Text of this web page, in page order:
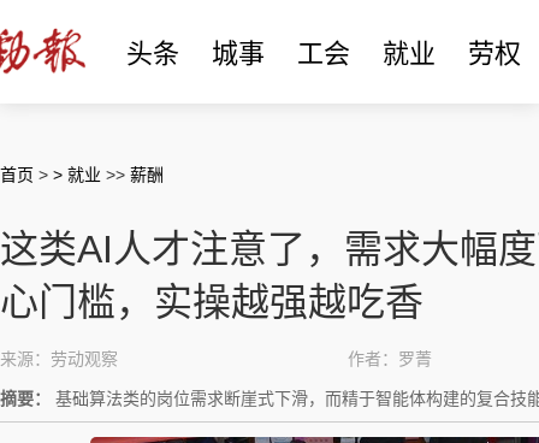
头条 城事 工会 就业 劳权
首页 > > 就业 >> 薪酬
这类AI人才注意了，需求大幅
心门槛，实操越强越吃香
来源：劳动观察 作者：罗菁
摘要： 基础算法类的岗位需求断崖式下滑，而精于智能体构建的复合技